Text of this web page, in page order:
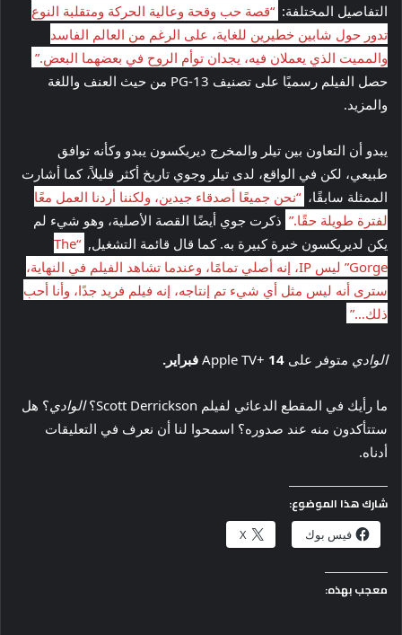
التفاصيل المختلفة: “قصة حب وقحة وعالية الحركة ومتقلبة النوع
تدور حول شابين خطيرين للغاية، على الرغم من العالم الفاسد
والمميت الذي يعملان فيه، يجدان توأم الروح في بعضهما البعض.”
حصل الفيلم رسميًا على تصنيف PG-13 من حيث العنف واللغة
والمزيد.
يبدو أن التعاون بين تيلر والمخرج ديريكسون يبدو وكأنه توافق
طبيعي، لكن في الواقع، لدى تيلر وجوي تاريخ أكثر قليلاً، كما أشارت
الممثلة سابقًا، “نحن جميعًا أصدقاء جيدين، ولكننا أردنا العمل معًا
لفترة طويلة حقًا.” ذكرت جوي أيضًا القصة الأصلية، وهو شيء لم
يكن لديريكسون خبرة كبيرة به. كما قال قائمة التشغيل,
“The
Gorge” ليس IP، إنه أصلي تمامًا، وعندما تشاهد الفيلم في النهاية،
سترى أنه ليس مثل أي شيء تم إنتاجه، إنه فيلم فريد جدًا، وأنا أحب
ذلك…”
الوادي متوفر على Apple TV+ 14 فبراير.
ما رأيك في المقطع الدعائي لفيلم Scott Derrickson؟ الوادي؟ هل
ستتأكدون منه عند صدوره؟ اسمحوا لنا أن نعرف في التعليقات
أدناه.
شارك هذا الموضوع:
فيس بوك X
معجب بهذه: